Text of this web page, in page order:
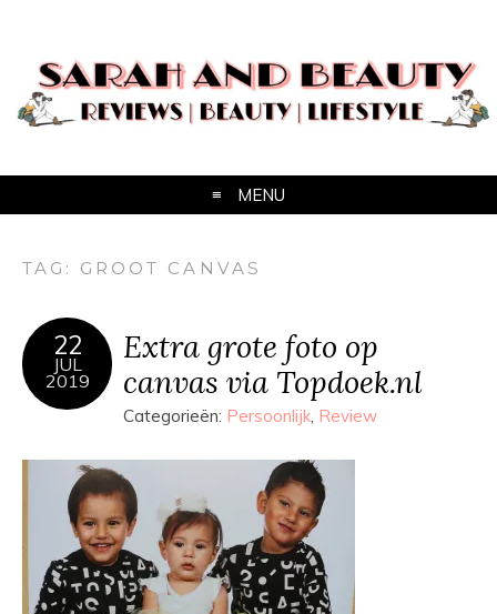
MENU
TAG: GROOT CANVAS
22
JUL
2019
Extra grote foto op
canvas via Topdoek.nl
Categorieën: Persoonlijk, Review